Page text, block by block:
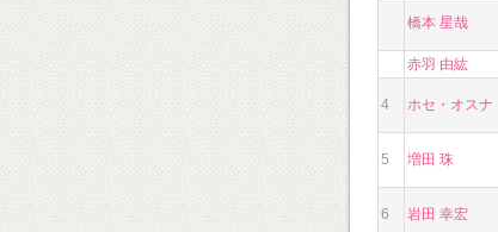
橋本 星哉
赤羽 由紘
4 ホセ・オスナ
5 増田 珠
6 岩田 幸宏